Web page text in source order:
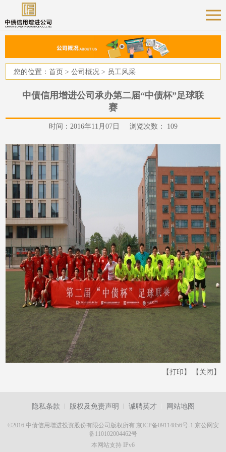
您的位置：首页 >公司概况 > 员工风采
中债信用增进公司承办第二届“中债杯”足球联
赛
时间：2016年11月07日 浏览次数： 109
【打印】 【关闭】
隐私条款 版权及免责声明 诚聘英才 网站地图
©2016 中债信用增进投资股份有限公司版权所有 京ICP备09114856号-1 京公网安
备110102004462号
本网站支持 IPv6